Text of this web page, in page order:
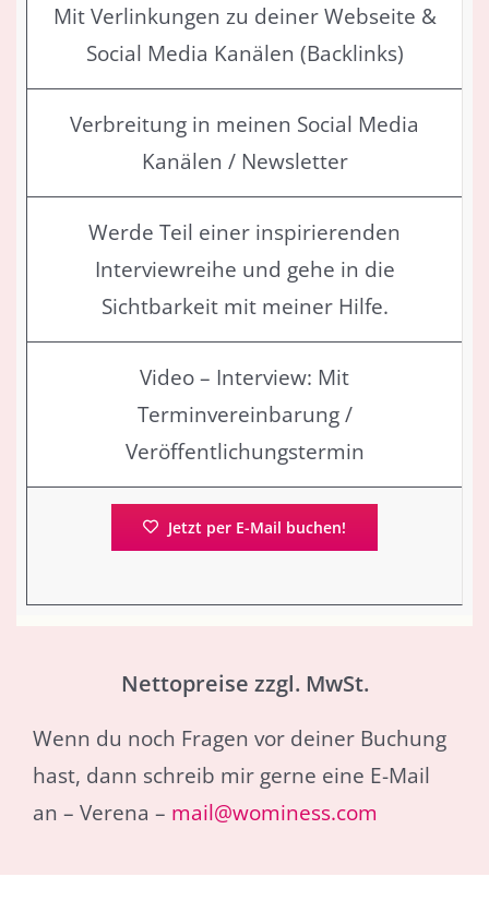
Mit Verlinkungen zu deiner Webseite &
Social Media Kanälen (Backlinks)
Verbreitung in meinen Social Media
Kanälen / Newsletter
Werde Teil einer inspirierenden
Interviewreihe und gehe in die
Sichtbarkeit mit meiner Hilfe.
Video – Interview: Mit
Terminvereinbarung /
Veröffentlichungstermin
Jetzt per E-Mail buchen!
Nettopreise zzgl. MwSt.
Wenn du noch Fragen vor deiner Buchung
hast, dann schreib mir gerne eine E-Mail
an – Verena – mail@wominess.com